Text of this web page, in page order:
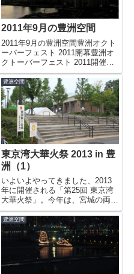
2011年9月の豊洲空間
2011年9月の豊洲空間豊洲オクト
ーバーフェスト 2011開幕豊洲オ
クトーバーフェスト 2011開催中
ストレッチセミナーに行ってきま
した豊洲オクトーバーフェスト
2011最終日祭りのあと・・深夜
の月豊洲の空＆フェスティバル/
トーキョー「豊洲...
豊洲空間
東京湾大華火祭 2013 in 豊
洲（1）
いよいよやってきました、2013
年に開催される「第25回 東京湾
大華火祭」。今年は、宮城の両親
を招待したため早朝から起きる事
となり散歩に出かけました（笑）
朝6時だというのにもう暑い・・
じっとりを汗をかきます。今日
は、最高気温（37℃）になる...
豊洲空間